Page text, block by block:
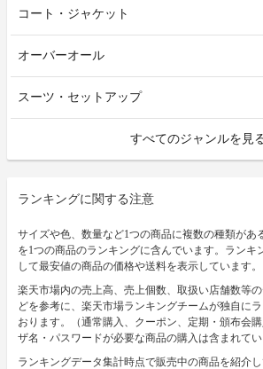
コート・ジャケット
オーバーオール
スーツ・セットアップ
すべてのジャンルを見
ランキングに関する注意
サイズや色、数量など1つの商品に複数の種類があ
を1つの商品のランキングに含んでいます。ランキ
して最安値の商品の価格や送料を表示しています。
楽天市場内の売上高、売上個数、取扱い店舗数等
どを参考に、楽天市場ランキングチームが独自に
おります。（通常購入、クーポン、定期・頒布会
ザ名・パスワードが必要な商品の購入は含まれてい
ランキングデータ集計時点で販売中の商品を紹介